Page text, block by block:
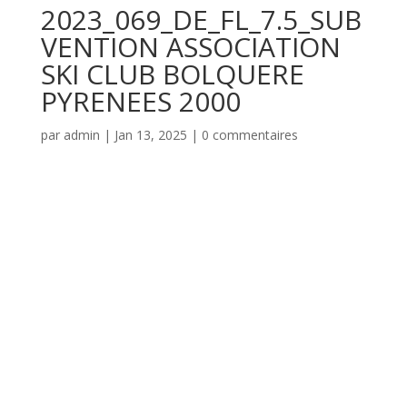
2023_069_DE_FL_7.5_SUB
VENTION ASSOCIATION
SKI CLUB BOLQUERE
PYRENEES 2000
par admin | Jan 13, 2025 | 0 commentaires